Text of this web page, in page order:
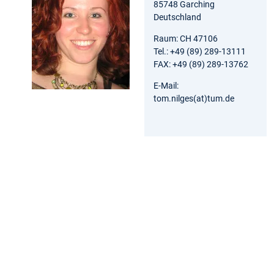
85748 Garching
Deutschland
Raum: CH 47106
Tel.: +49 (89) 289-13111
FAX: +49 (89) 289-13762
E-Mail:
tom.nilges(at)tum.de